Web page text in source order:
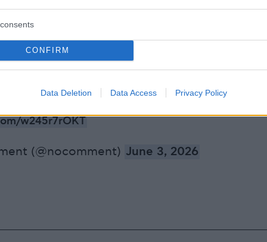
CONFIRM
Data Deletion Data Access Privacy Policy
με ύφασμα σε μία από τις πιο
παρεμβάσεις στην ιστορία της σύγχρονης
covering Paris’ Pont Neuf bridge, forcing
w245r7rOKT
(@nocomment) June 3, 2026